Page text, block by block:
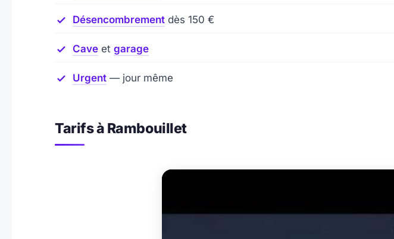
Désencombrement dès 150 €
Cave et garage
Urgent — jour même
Tarifs à Rambouillet